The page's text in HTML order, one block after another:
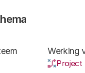
Werking
Project